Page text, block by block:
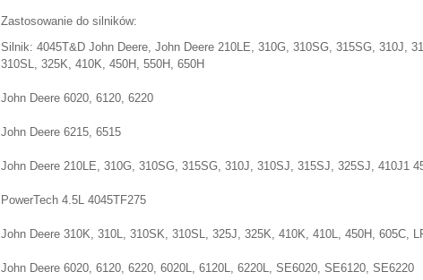
Zastosowanie do silników:
Silnik: 4045T&D John Deere, John Deere 210LE, 310G, 310SG, 315SG, 310J,
310SL, 325K, 410K, 450H, 550H, 650H
John Deere 6020, 6120, 6220
John Deere 6215, 6515
John Deere 210LE, 310G, 310SG, 315SG, 310J, 310SJ, 315SJ, 325SJ, 410J1
PowerTech 4.5L 4045TF275
John Deere 310K, 310L, 310SK, 310SL, 325J, 325K, 410K, 410L, 450H, 605C,
John Deere 6020, 6120, 6220, 6020L, 6120L, 6220L, SE6020, SE6120, SE6220